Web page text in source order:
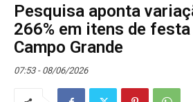
Pesquisa aponta
266% em itens de
Campo Grande
07:53 - 08/06/2026